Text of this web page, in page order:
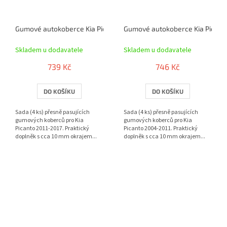
Gumové autokoberce Kia Picanto 2011-2017 | RIGUM
Skladem u dodavatele
739 Kč
DO KOŠÍKU
Sada (4 ks) přesně pasujících
gumových koberců pro Kia
Picanto 2011-2017. Praktický
doplněk s cca 10 mm okrajem...
Gumové autokoberce Kia
Skladem u dodavatele
746 Kč
DO KOŠÍKU
Sada (4 ks) přesně pasujících
gumových koberců pro Kia
Picanto 2004-2011. Praktický
doplněk s cca 10 mm okrajem...